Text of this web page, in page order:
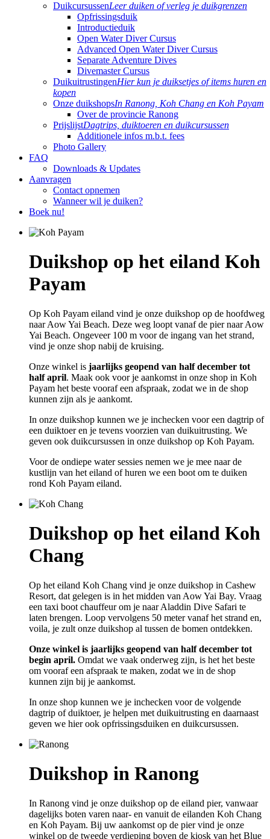
DuikcursussenLeer duiken of verleg je duikgrenzen
Opfrissingsduik
Introductieduik
Open Water Diver Cursus
Advanced Open Water Diver Cursus
Separate Adventure Dives
Divemaster Cursus
DuikuitrustingenHier kun je duiksetjes of items huren en
kopen
Onze duikshopsIn Ranong, Koh Chang en Koh Payam
Over de provincie Ranong
PrijslijstDagtrips, duiktoeren en duikcursussen
Additionele infos m.b.t. fees
Photo Gallery
FAQ
Downloads & Updates
Aanvragen
Contact opnemen
Wanneer wil je duiken?
Boek nu!
Duikshop op het eiland Koh
Payam
Op Koh Payam eiland vind je onze duikshop op de hoofdweg
naar Aow Yai Beach. Deze weg loopt vanaf de pier naar Aow
Yai Beach. Ongeveer 100 m voor de ingang van het strand,
vind je onze shop nabij de kruising.
Onze winkel is jaarlijks geopend van half december tot
half april. Maak ook voor je aankomst in onze shop in Koh
Payam het beste vooraf een afspraak, zodat we in de shop
kunnen zijn als je aankomt.
In onze duikshop kunnen we je inchecken voor een dagtrip of
een duiktoer en je tevens voorzien van duikuitrusting. We
geven ook duikcursussen in onze duikshop op Koh Payam.
Voor de ondiepe water sessies nemen we je mee naar de
kustlijn van het eiland of huren we een boot om te duiken
rond Koh Payam eiland.
Duikshop op het eiland Koh
Chang
Op het eiland Koh Chang vind je onze duikshop in Cashew
Resort, dat gelegen is in het midden van Aow Yai Bay. Vraag
een taxi boot chauffeur om je naar Aladdin Dive Safari te
laten brengen. Loop vervolgens 50 meter vanaf het strand en,
voila, je zult onze duikshop al tussen de bomen ontdekken.
Onze winkel is jaarlijks geopend van half december tot
begin april. Omdat we vaak onderweg zijn, is het het beste
om vooraf een afspraak te maken, zodat we in de shop
kunnen zijn bij je aankomst.
In onze shop kunnen we je inchecken voor de volgende
dagtrip of duiktoer, je helpen met duikuitrusting en daarnaast
geven we hier ook opfrissingsduiken en duikcursussen.
Duikshop in Ranong
In Ranong vind je onze duikshop op de eiland pier, vanwaar
dagelijks boten varen naar- en vanuit de eilanden Koh Chang
en Koh Payam. Bij uw aankomst op de pier vind je onze
winkel op de tweede verdieping boven de kiosk van het Blue